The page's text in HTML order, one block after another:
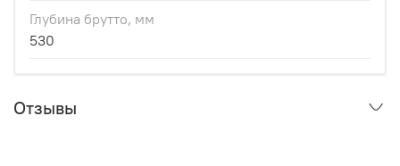
Глубина брутто, мм
530
Отзывы